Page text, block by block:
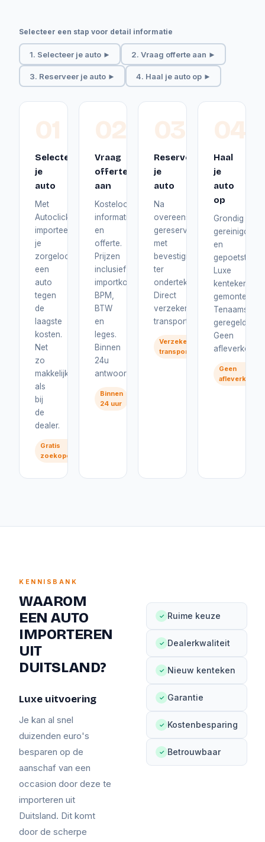
Selecteer een stap voor detail informatie
1. Selecteer je auto ► 2. Vraag offerte aan ►
3. Reserveer je auto ► 4. Haal je auto op ►
01
Selecteer
je
auto
Met
Autoclick
importeer
je
zorgeloos
een
auto
tegen
de
laagste
kosten.
Net
zo
makkelijk
als
bij
de
dealer.
Gratis
zoekopdracht
02
Vraag
offerte
aan
Kosteloos
informatie
en
offerte.
Prijzen
inclusief
importkosten,
BPM,
BTW
en
leges.
Binnen
24u
antwoord.
Binnen
24 uur
03
Reserveer
je
auto
Na
overeenstemming
gereserveerd
met
bevestiging
ter
ondertekening.
Direct
verzekerd
transport.
Verzekerd
transport
04
Haal
je
auto
op
Grondig
gereinigd
en
gepoetst.
Luxe
gemonteerd.
geregeld.
Geen
Geen
afleverkosten
KENNISBANK
WAAROM
EEN AUTO
IMPORTEREN
UIT
DUITSLAND?
Luxe uitvoering
Je kan al snel
duizenden euro's
besparen op de
aanschaf van een
occasion door deze te
importeren uit
Duitsland. Dit komt
door de scherpe
✓ Ruime keuze
✓ Dealerkwaliteit
✓ Nieuw kenteken
✓ Garantie
✓ Kostenbesparing
✓ Betrouwbaar